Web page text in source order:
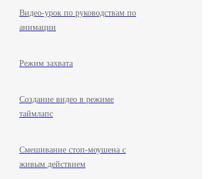
Видео-урок по руководствам по
анимации
Режим захвата
Создание видео в режиме
таймлапс
Смешивание стоп-моушена с
живым действием